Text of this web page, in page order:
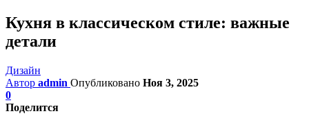
Кухня в классическом стиле: важные
детали
Дизайн
Автор admin Опубликовано Ноя 3, 2025
0
Поделится